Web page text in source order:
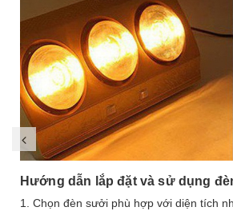
Hướng dẫn lắp đặt và sử dụng
1. Chọn đèn sưởi phù hợp với diện tích